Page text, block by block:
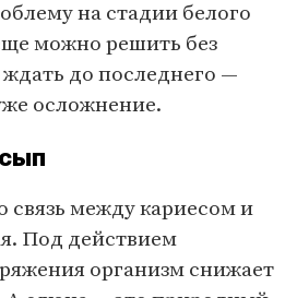
на стадии белого
можно решить без
до последнего —
осложнение.
связь между кариесом и
Под действием
организм снижает